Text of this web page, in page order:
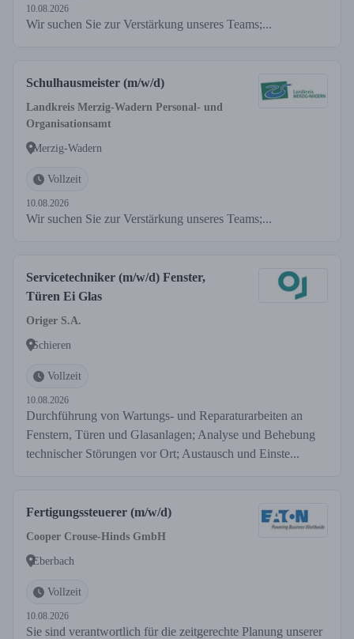
10.08.2026
Wir suchen Sie zur Verstärkung unseres Teams;...
Schulhausmeister (m/w/d)
Landkreis Merzig-Wadern Personal- und
Organisationsamt
Merzig-Wadern
Vollzeit
10.08.2026
Wir suchen Sie zur Verstärkung unseres Teams;...
Servicetechniker (m/w/d) Fenster,
Türen Ei Glas
Origer S.A.
Schieren
Vollzeit
10.08.2026
Durchführung von Wartungs- und Reparaturarbeiten an
Fenstern, Türen und Glasanlagen; Analyse und Behebung
technischer Störungen vor Ort; Austausch und Einste...
Fertigungssteuerer (m/w/d)
Cooper Crouse-Hinds GmbH
Eberbach
Vollzeit
10.08.2026
Sie sind verantwortlich für die zeitgerechte Planung unserer